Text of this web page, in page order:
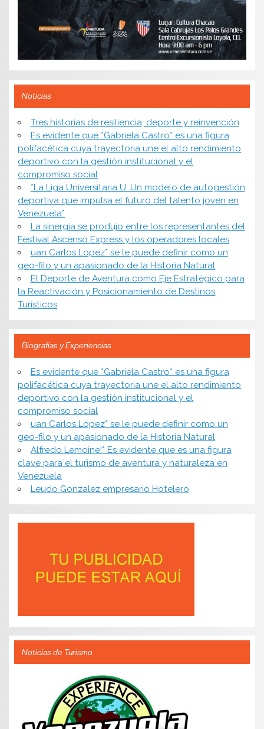
Noticias
​Tres historias de resiliencia, deporte y reinvención
Es evidente que *Gabriela Castro* es una figura
polifacética cuya trayectoria une el alto rendimiento
deportivo con la gestión institucional y el
compromiso social
*​La Liga Universitaria U: Un modelo de autogestión
deportiva que impulsa el futuro del talento joven en
Venezuela*
La sinergia se produjo entre los representantes del
Festival Ascenso Express y los operadores locales
uan Carlos Lopez* se le puede definir como un
geo-filo y un apasionado de la Historia Natural
El Deporte de Aventura como Eje Estratégico para
la Reactivación y Posicionamiento de Destinos
Turísticos
Biografías y Experiencias
Es evidente que *Gabriela Castro* es una figura
polifacética cuya trayectoria une el alto rendimiento
deportivo con la gestión institucional y el
compromiso social
uan Carlos Lopez* se le puede definir como un
geo-filo y un apasionado de la Historia Natural
Alfredo Lemoine!* Es evidente que es una figura
clave para el turismo de aventura y naturaleza en
Venezuela
Leudo Gonzalez empresario Hotelero
Noticias de Turismo